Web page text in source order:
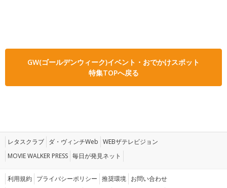
GW(ゴールデンウィーク)イベント・おでかけスポット
特集TOPへ戻る
レタスクラブ ダ・ヴィンチWeb WEBザテレビジョン
MOVIE WALKER PRESS 毎日が発見ネット
利用規約 プライバシーポリシー 推奨環境 お問い合わせ